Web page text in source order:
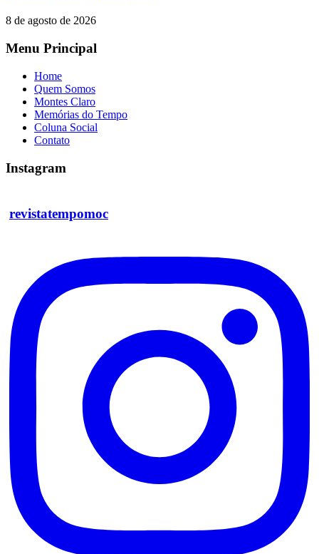
8 de agosto de 2026
Menu Principal
Home
Quem Somos
Montes Claro
Memórias do Tempo
Coluna Social
Contato
Instagram
revistatempomoc